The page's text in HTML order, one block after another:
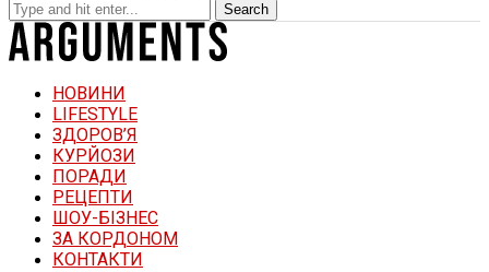
Search
НОВИНИ
LIFESTYLE
ЗДОРОВ’Я
КУРЙОЗИ
ПОРАДИ
РЕЦЕПТИ
ШОУ-БІЗНЕС
ЗА КОРДОНОМ
КОНТАКТИ